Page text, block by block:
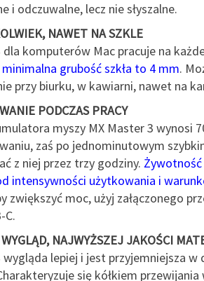
i odczuwalne, lecz nie słyszalne.
NAWET NA SZKLE
dla komputerów Mac pracuje na
minimalna grubość szkła to 4 mm.
przy biurku, w kawiarni, nawet na
PODCZAS PRACY
myszy MX Master 3 wynosi
zaś po jednominutowym
z niej przez trzy godziny.
intensywności użytkowania i
zwiększyć moc, użyj załączonego
C.
NAJWYŻSZEJ JAKOŚCI
wygląda lepiej i jest przyjemniejsza w
się kółkiem przewijania